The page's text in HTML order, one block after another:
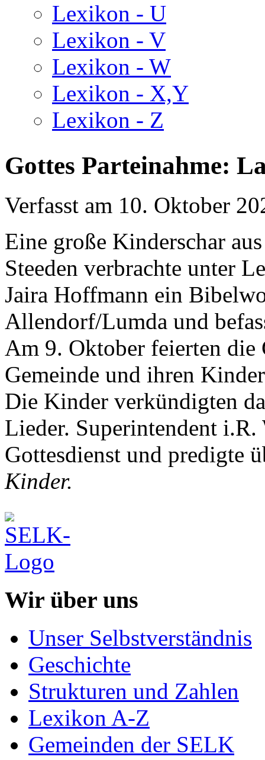
Lexikon - U
Lexikon - V
Lexikon - W
Lexikon - X,Y
Lexikon - Z
Gottes Parteinahme:
Verfasst am 10. Oktober
Eine große Kinderschar
Steeden verbrachte unter
Jaira Hoffmann ein
Allendorf/Lumda und
Am 9. Oktober feierten
Gemeinde und ihren
Die Kinder verkündigten
Lieder. Superintendent
Gottesdienst und predigte
Kinder.
Wir über uns
Unser Selbstverständnis
Geschichte
Strukturen und Zahlen
Lexikon A-Z
Gemeinden der SELK